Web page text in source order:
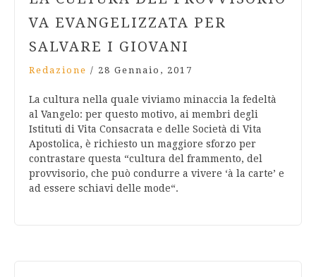
VA EVANGELIZZATA PER
SALVARE I GIOVANI
Redazione / 28 Gennaio, 2017
La cultura nella quale viviamo minaccia la fedeltà
al Vangelo: per questo motivo, ai membri degli
Istituti di Vita Consacrata e delle Società di Vita
Apostolica, è richiesto un maggiore sforzo per
contrastare questa “cultura del frammento, del
provvisorio, che può condurre a vivere ‘à la carte’ e
ad essere schiavi delle mode“.